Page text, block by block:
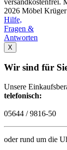
versandkostenfrei.
2026 Möbel
Hilfe,
Fragen &
Antworten
X
Wir sind für
Unsere
telefonisch:
05644 / 9816-50
oder rund um die